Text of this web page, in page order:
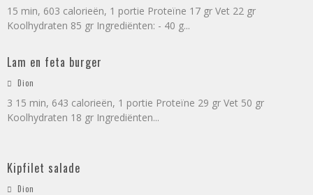
15 min, 603 calorieën, 1 portie Proteïne 17 gr Vet 22 gr
Koolhydraten 85 gr Ingrediënten: - 40 g...
Lam en feta burger
Dion
3 15 min, 643 calorieën, 1 portie Proteïne 29 gr Vet 50 gr
Koolhydraten 18 gr Ingrediënten...
Kipfilet salade
Dion